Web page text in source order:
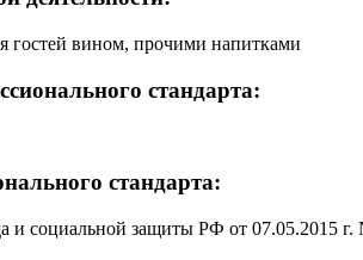
гостей вином, прочими напитками
стандарта:
стандарта:
и социальной защиты РФ от 07.05.2015